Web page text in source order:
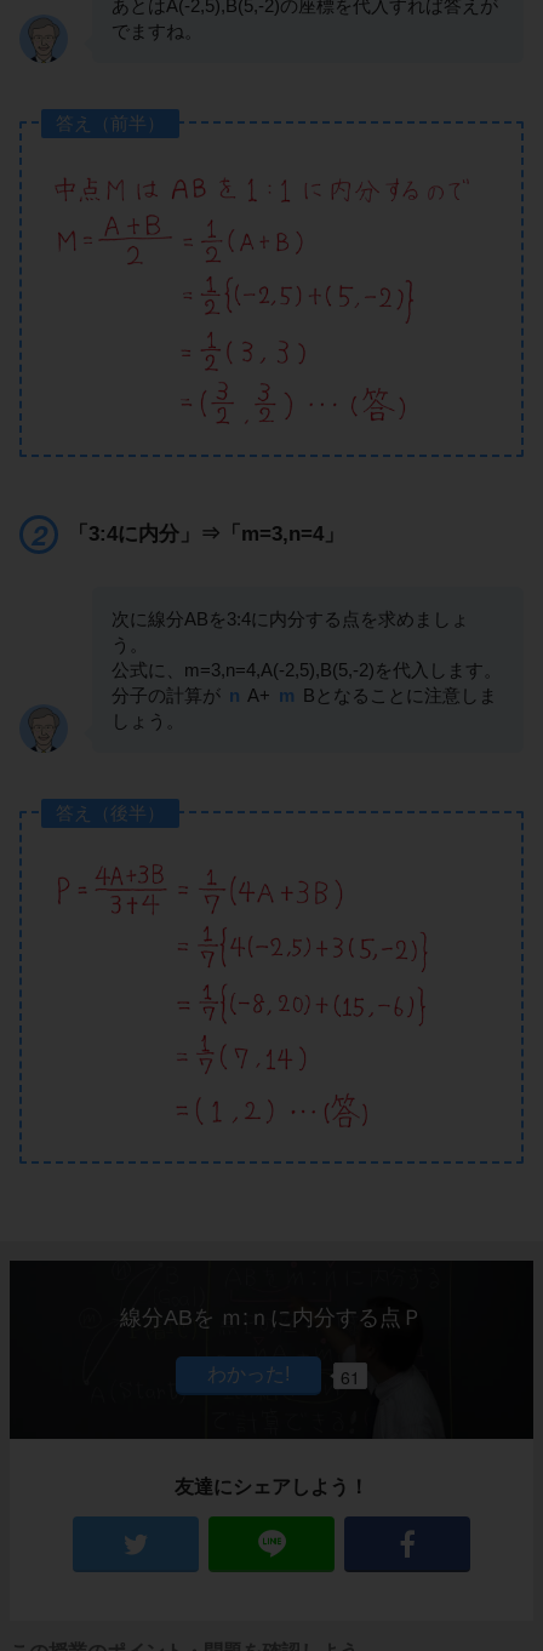
あとはA(-2,5),B(5,-2)の座標を代入すれば答えが
でますね。
答え（前半）
「3:4に内分」⇒「m=3,n=4」
次に線分ABを3:4に内分する点を求めましょ
う。
公式に、m=3,n=4,A(-2,5),B(5,-2)を代入します。
分子の計算が n A+ m Bとなることに注意しま
しょう。
答え（後半）
線分ABを ｍ:ｎに内分する点Ｐ
61
友達にシェアしよう！